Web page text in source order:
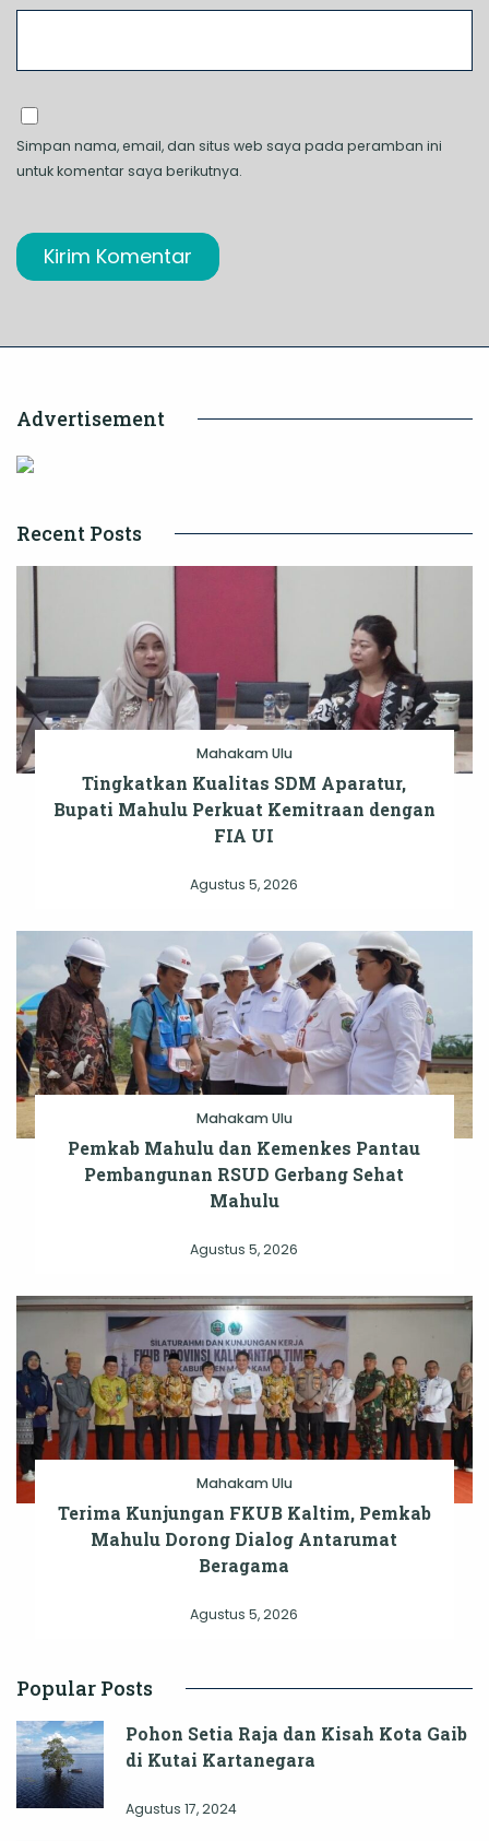
Simpan nama, email, dan situs web saya pada peramban ini
untuk komentar saya berikutnya.
Advertisement
Recent Posts
Mahakam Ulu
Tingkatkan Kualitas SDM Aparatur,
Bupati Mahulu Perkuat Kemitraan dengan
FIA UI
Agustus 5, 2026
Mahakam Ulu
Pemkab Mahulu dan Kemenkes Pantau
Pembangunan RSUD Gerbang Sehat
Mahulu
Agustus 5, 2026
Mahakam Ulu
Terima Kunjungan FKUB Kaltim, Pemkab
Mahulu Dorong Dialog Antarumat
Beragama
Agustus 5, 2026
Popular Posts
Pohon Setia Raja dan Kisah Kota Gaib
di Kutai Kartanegara
Agustus 17, 2024